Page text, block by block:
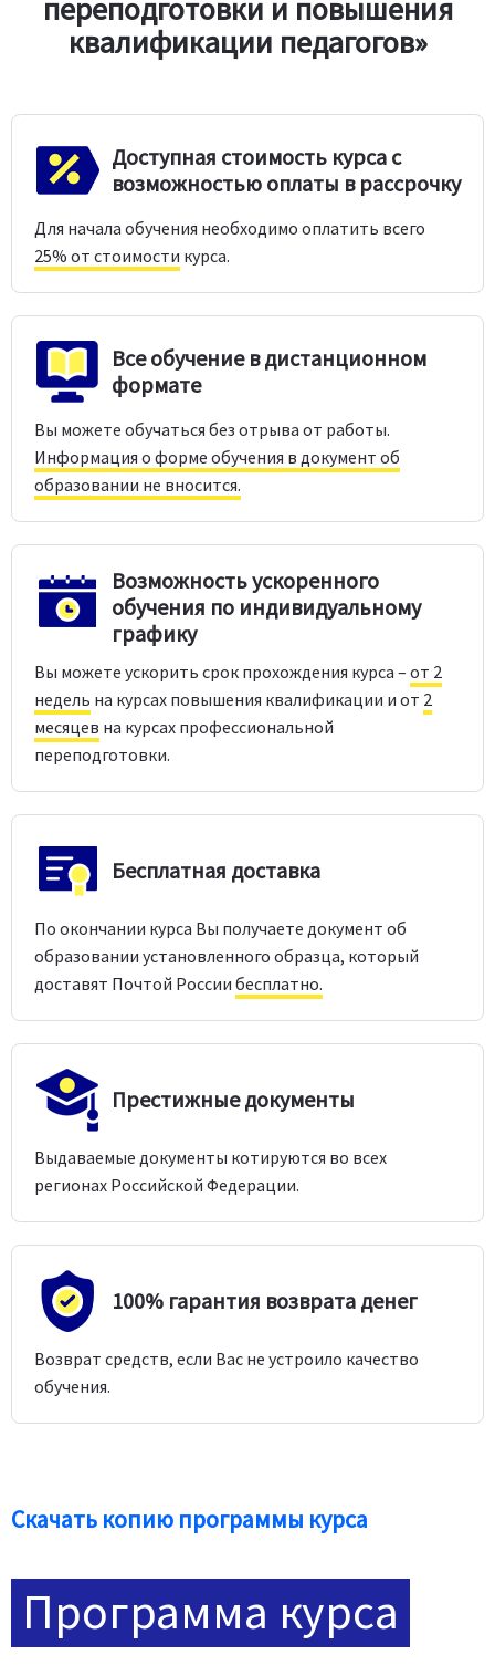
переподготовки и повышения
квалификации педагогов»
Доступная стоимость курса с
возможностью оплаты в рассрочку
Для начала обучения необходимо оплатить всего
25% от стоимости курса.
Все обучение в дистанционном
формате
Вы можете обучаться без отрыва от работы.
Информация о форме обучения в документ об
образовании не вносится.
Возможность ускоренного
обучения по индивидуальному
графику
Вы можете ускорить срок прохождения курса – от 2
недель на курсах повышения квалификации и от 2
месяцев на курсах профессиональной
переподготовки.
Бесплатная доставка
По окончании курса Вы получаете документ об
образовании установленного образца, который
доставят Почтой России бесплатно.
Престижные документы
Выдаваемые документы котируются во всех
регионах Российской Федерации.
100% гарантия возврата денег
Возврат средств, если Вас не устроило качество
обучения.
Скачать копию программы курса
Программа курса